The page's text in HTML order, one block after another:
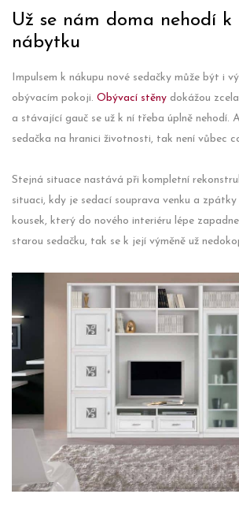
Už se nám doma nehodí k
nábytku
Impulsem k nákupu nové sedačky může být i
obývacím pokoji. Obývací stěny dokážou
a stávající gauč se už k ní třeba úplně nehodí.
sedačka na hranici životnosti, tak není vůbec
Stejná situace nastává při kompletní
situaci, kdy je sedací souprava venku a
kousek, který do nového interiéru lépe
starou sedačku, tak se k její výměně už